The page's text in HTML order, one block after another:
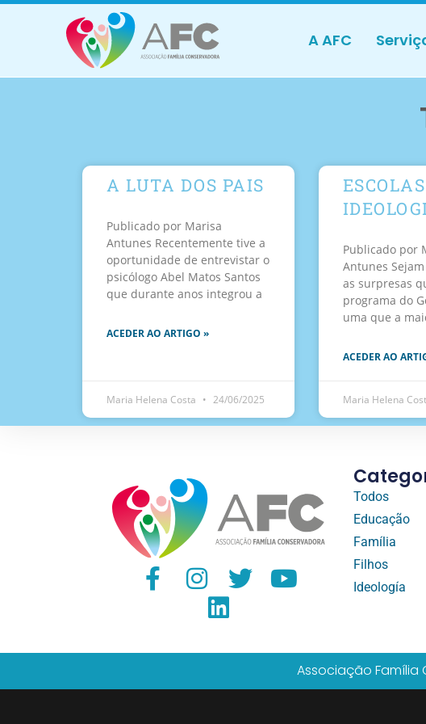
A AFC
A LUTA DOS PAIS
Publicado por Marisa
Antunes Recentemente tive a
oportunidade de entrevistar o
psicólogo Abel Matos Santos
que durante anos integrou a
ACEDER AO ARTIGO »
Maria Helena Costa 24/06/2025
Publicado por
Antunes
as surpresas
programa do
uma que a
ACEDER AO
Maria Helena
Todos
Educação
Família
Filhos
Ideología
Associação Família